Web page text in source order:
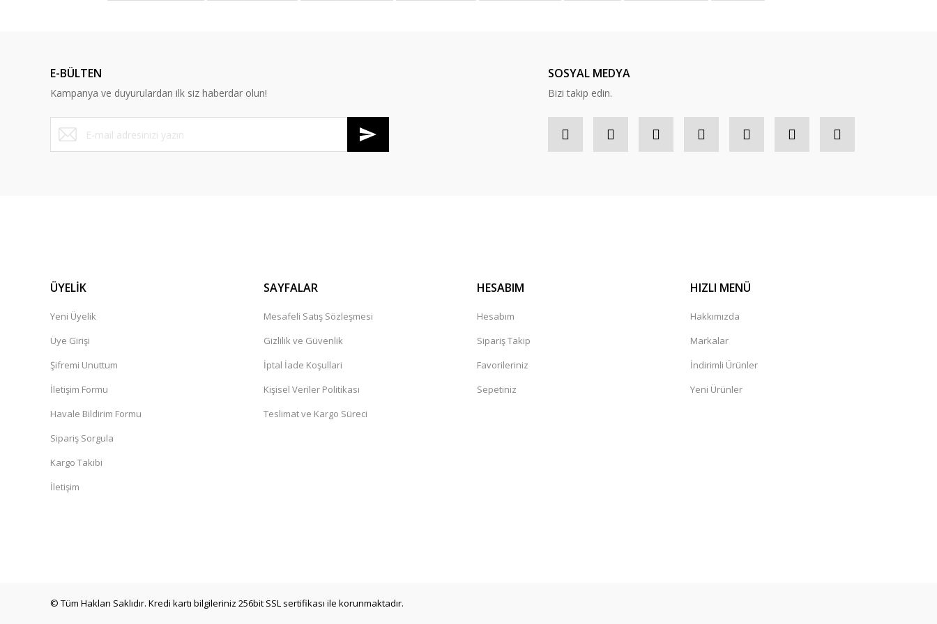
E-BÜLTEN
Kampanya ve duyurulardan ilk siz haberdar olun!
SOSYAL MEDYA
Bizi takip edin.
ÜYELİK
Yeni Üyelik
Üye Girişi
Şifremi Unuttum
İletişim Formu
Havale Bildirim Formu
Sipariş Sorgula
Kargo Takibi
İletişim
SAYFALAR
Mesafeli Satış Sözleşmesi
Gizlilik ve Güvenlik
İptal İade Koşullari
Kişisel Veriler Politikası
Teslimat ve Kargo Süreci
HESABIM
Hesabım
Sipariş Takip
Favorileriniz
Sepetiniz
HIZLI MENÜ
Hakkımızda
Markalar
İndirimli Ürünler
Yeni Ürünler
© Tüm Hakları Saklıdır. Kredi kartı bilgileriniz 256bit SSL sertifikası ile korunmaktadır.